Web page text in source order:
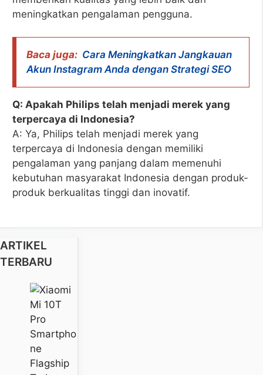
meningkatkan pengalaman pengguna.
Baca juga: Cara Meningkatkan Jangkauan
Akun Instagram Anda dengan Strategi SEO
Q: Apakah Philips telah menjadi merek yang
terpercaya di Indonesia?
A: Ya, Philips telah menjadi merek yang
terpercaya di Indonesia dengan memiliki
pengalaman yang panjang dalam memenuhi
kebutuhan masyarakat Indonesia dengan produk-
produk berkualitas tinggi dan inovatif.
ARTIKEL
TERBARU